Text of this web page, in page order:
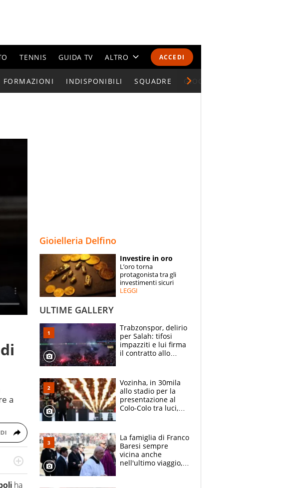
ACCEDI
TENNIS GUIDA TV ALTRO
CALENDARI E CLASSIFICHE
ESPERTI
CONTATTI
FORMAZIONI INDISPONIBILI SQUADRE GIOCATORI SERIE A
a
ha
Gioielleria Delfino
Investire in oro
L’oro torna
protagonista tra gli
investimenti sicuri
LEGGI
ULTIME GALLERY
Trabzonspor, delirio
per Salah: tifosi
impazziti e lui firma
il contratto allo
Vozinha, in 30mila
allo stadio per la
presentazione al
Colo-Colo tra luci,
La famiglia di Franco
Baresi sempre
vicina anche
nell'ultimo viaggio,